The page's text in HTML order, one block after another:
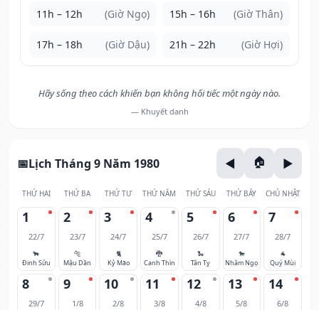
11h – 12h (Giờ Ngọ) 15h – 16h (Giờ Thân)
17h – 18h (Giờ Dậu) 21h – 22h (Giờ Hợi)
Hãy sống theo cách khiến bạn không hối tiếc một ngày nào.
— Khuyết danh
Lịch Tháng 9 Năm 1980
THỨ HAI THỨ BA THỨ TƯ THỨ NĂM THỨ SÁU THỨ BẢY CHỦ NHẬT
1
22/7
🐂
Đinh Sửu
2
23/7
🐅
Mậu Dần
3
24/7
🐈
Kỷ Mão
4
25/7
🐉
Canh Thìn
5
26/7
🐍
Tân Tỵ
6
27/7
🐎
Nhâm Ngọ
7
28/7
🐐
Quý Mùi
8
29/7
9
1/8
10
2/8
11
3/8
12
4/8
13
5/8
14
6/8